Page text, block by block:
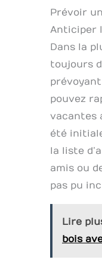
Prévoir
Anticiper
Dans la
toujours
pouvez
vacantes
été
la liste
amis ou
pas pu
Lire
bois